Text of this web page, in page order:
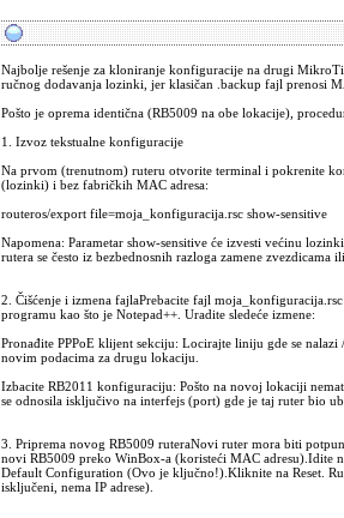
Najbolje rešenje za kloniranje konfiguracije na drugi
ručnog dodavanja lozinki, jer klasičan .backup fajl prenosi
Pošto je oprema identična (RB5009 na obe lokacije),
1. Izvoz tekstualne konfiguracije
Na prvom (trenutnom) ruteru otvorite terminal i pokrenite
(lozinki) i bez fabričkih MAC adresa:
routeros/export file=moja_konfiguracija.rsc show-sensitive
Napomena: Parametar show-sensitive će izvesti većinu
rutera se često iz bezbednosnih razloga zamene zvezdicama
2. Čišćenje i izmena fajlaPrebacite fajl
programu kao što je Notepad++. Uradite sledeće izmene:
Pronađite PPPoE klijent sekciju: Locirajte liniju gde se
novim podacima za drugu lokaciju.
Izbacite RB2011 konfiguraciju: Pošto na novoj lokaciji
se odnosila isključivo na interfejs (port) gde je taj ruter bio
3. Priprema novog RB5009 ruteraNovi ruter mora biti
novi RB5009 preko WinBox-a (koristeći MAC adresu).Idite
Default Configuration (Ovo je ključno!).Kliknite na Reset.
isključeni, nema IP adrese).